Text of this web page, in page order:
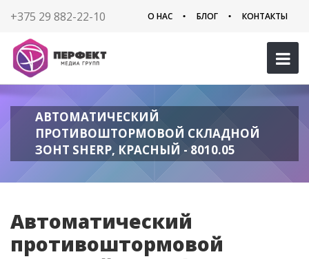
+375 29 882-22-10 О НАС БЛОГ КОНТАКТЫ
АВТОМАТИЧЕСКИЙ
ПРОТИВОШТОРМОВОЙ СКЛАДНОЙ
ЗОНТ SHERP, КРАСНЫЙ - 8010.05
Автоматический
противоштормовой